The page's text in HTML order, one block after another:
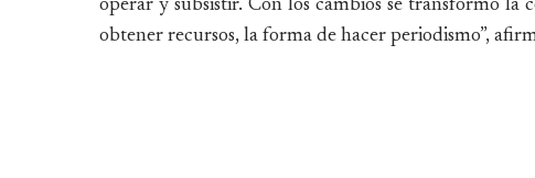
operar y subsistir. Con los cambios se transformó la
obtener recursos, la forma de hacer periodismo”,